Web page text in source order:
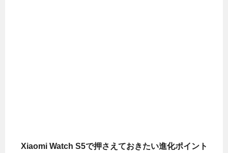
Xiaomi Watch S5で押さえておきたい進化ポイント